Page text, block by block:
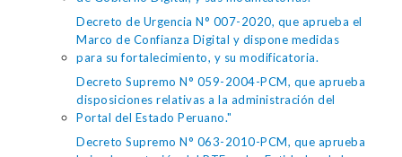
Decreto de Urgencia N° 007-2020, que aprueba el
Marco de Confianza Digital y dispone medidas
para su fortalecimiento, y su modificatoria.
Decreto Supremo N° 059-2004-PCM, que aprueba
disposiciones relativas a la administración del
Portal del Estado Peruano."
Decreto Supremo N° 063-2010-PCM, que aprueba